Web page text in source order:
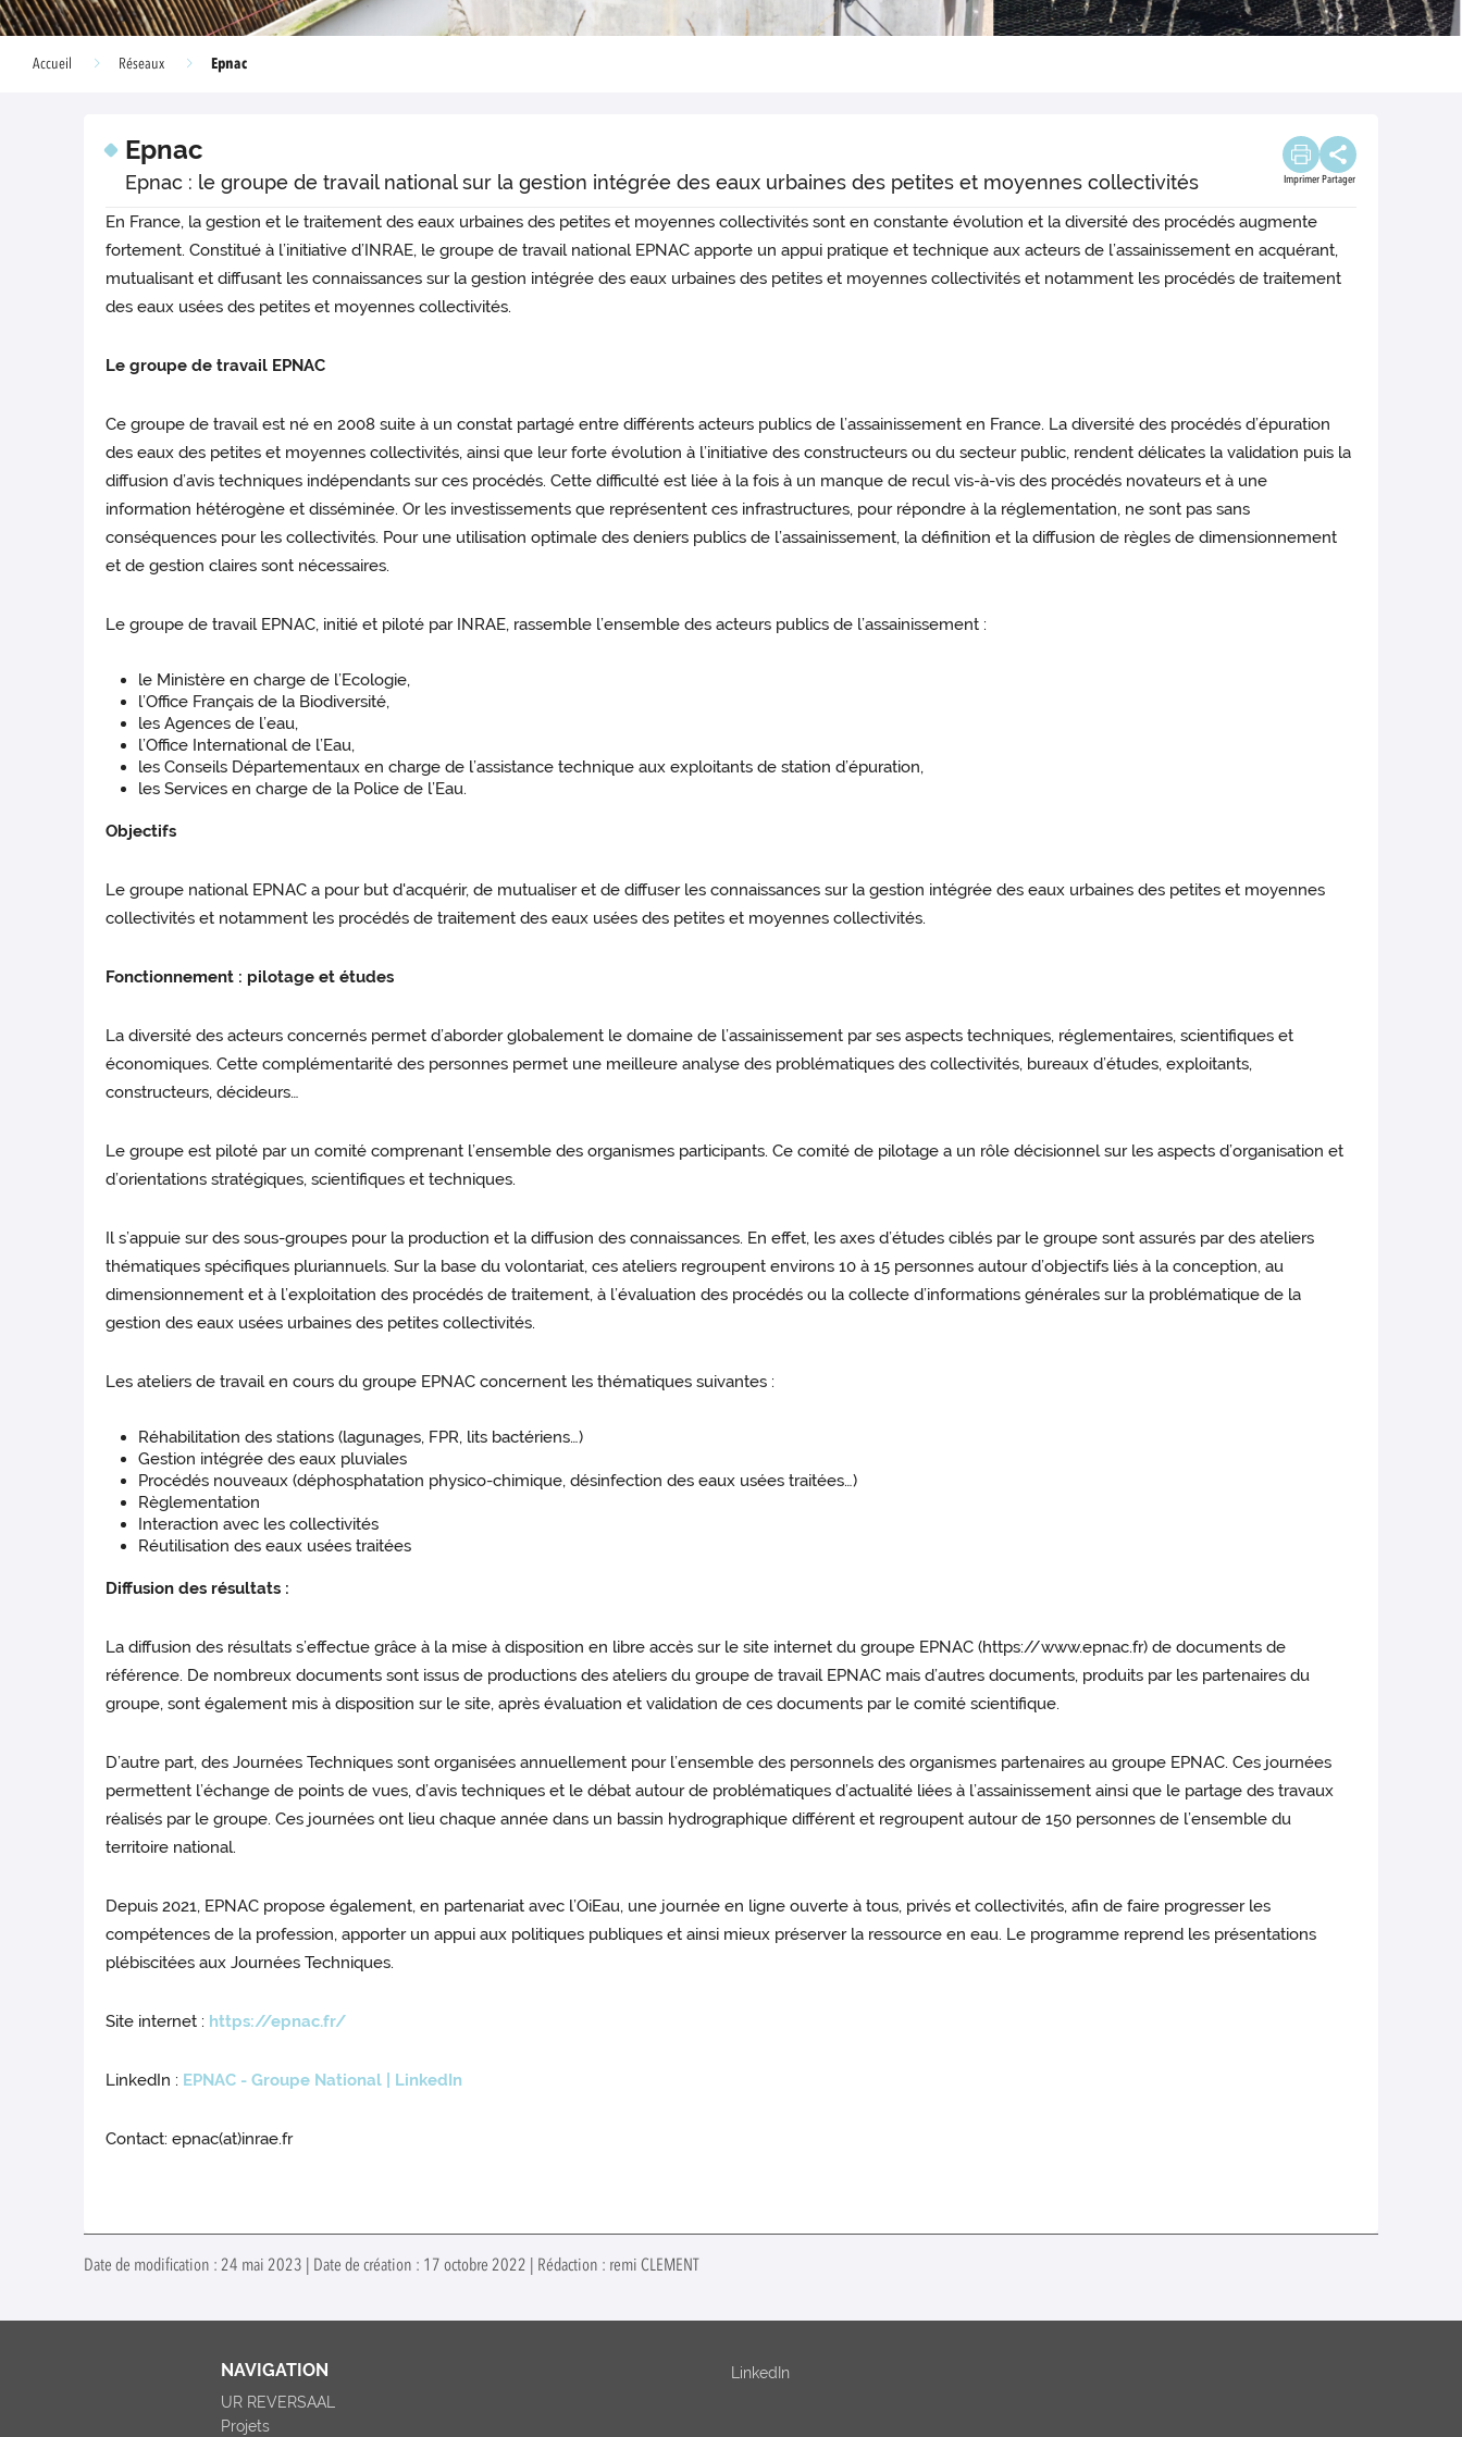
Accueil Réseaux Epnac
Epnac
Epnac : le groupe de travail national sur la gestion intégrée des eaux urbaines des petites et moyennes collectivités Imprimer Partager
En France, la gestion et le traitement des eaux urbaines des petites et moyennes collectivités sont en constante évolution et la diversité des procédés augmente
fortement. Constitué à l’initiative d’INRAE, le groupe de travail national EPNAC apporte un appui pratique et technique aux acteurs de l’assainissement en acquérant,
mutualisant et diffusant les connaissances sur la gestion intégrée des eaux urbaines des petites et moyennes collectivités et notamment les procédés de traitement
des eaux usées des petites et moyennes collectivités.
Le groupe de travail EPNAC
Ce groupe de travail est né en 2008 suite à un constat partagé entre différents acteurs publics de l’assainissement en France. La diversité des procédés d’épuration
des eaux des petites et moyennes collectivités, ainsi que leur forte évolution à l’initiative des constructeurs ou du secteur public, rendent délicates la validation puis la
diffusion d’avis techniques indépendants sur ces procédés. Cette difficulté est liée à la fois à un manque de recul vis-à-vis des procédés novateurs et à une
information hétérogène et disséminée. Or les investissements que représentent ces infrastructures, pour répondre à la réglementation, ne sont pas sans
conséquences pour les collectivités. Pour une utilisation optimale des deniers publics de l’assainissement, la définition et la diffusion de règles de dimensionnement
et de gestion claires sont nécessaires.
Le groupe de travail EPNAC, initié et piloté par INRAE, rassemble l’ensemble des acteurs publics de l’assainissement :
le Ministère en charge de l’Ecologie,
l’Office Français de la Biodiversité,
les Agences de l’eau,
l’Office International de l’Eau,
les Conseils Départementaux en charge de l’assistance technique aux exploitants de station d’épuration,
les Services en charge de la Police de l’Eau.
Objectifs
Le groupe national EPNAC a pour but d'acquérir, de mutualiser et de diffuser les connaissances sur la gestion intégrée des eaux urbaines des petites et moyennes
collectivités et notamment les procédés de traitement des eaux usées des petites et moyennes collectivités.
Fonctionnement : pilotage et études
La diversité des acteurs concernés permet d’aborder globalement le domaine de l’assainissement par ses aspects techniques, réglementaires, scientifiques et
économiques. Cette complémentarité des personnes permet une meilleure analyse des problématiques des collectivités, bureaux d’études, exploitants,
constructeurs, décideurs…
Le groupe est piloté par un comité comprenant l’ensemble des organismes participants. Ce comité de pilotage a un rôle décisionnel sur les aspects d’organisation et
d’orientations stratégiques, scientifiques et techniques.
Il s’appuie sur des sous-groupes pour la production et la diffusion des connaissances. En effet, les axes d’études ciblés par le groupe sont assurés par des ateliers
thématiques spécifiques pluriannuels. Sur la base du volontariat, ces ateliers regroupent environs 10 à 15 personnes autour d’objectifs liés à la conception, au
dimensionnement et à l’exploitation des procédés de traitement, à l’évaluation des procédés ou la collecte d’informations générales sur la problématique de la
gestion des eaux usées urbaines des petites collectivités.
Les ateliers de travail en cours du groupe EPNAC concernent les thématiques suivantes :
Réhabilitation des stations (lagunages, FPR, lits bactériens…)
Gestion intégrée des eaux pluviales
Procédés nouveaux (déphosphatation physico-chimique, désinfection des eaux usées traitées…)
Règlementation
Interaction avec les collectivités
Réutilisation des eaux usées traitées
Diffusion des résultats :
La diffusion des résultats s’effectue grâce à la mise à disposition en libre accès sur le site internet du groupe EPNAC (https://www.epnac.fr) de documents de
référence. De nombreux documents sont issus de productions des ateliers du groupe de travail EPNAC mais d’autres documents, produits par les partenaires du
groupe, sont également mis à disposition sur le site, après évaluation et validation de ces documents par le comité scientifique.
D’autre part, des Journées Techniques sont organisées annuellement pour l’ensemble des personnels des organismes partenaires au groupe EPNAC. Ces journées
permettent l’échange de points de vues, d’avis techniques et le débat autour de problématiques d’actualité liées à l’assainissement ainsi que le partage des travaux
réalisés par le groupe. Ces journées ont lieu chaque année dans un bassin hydrographique différent et regroupent autour de 150 personnes de l’ensemble du
territoire national.
Depuis 2021, EPNAC propose également, en partenariat avec l’OiEau, une journée en ligne ouverte à tous, privés et collectivités, afin de faire progresser les
compétences de la profession, apporter un appui aux politiques publiques et ainsi mieux préserver la ressource en eau. Le programme reprend les présentations
plébiscitées aux Journées Techniques.
Site internet : https://epnac.fr/
LinkedIn : EPNAC - Groupe National | LinkedIn
Contact: epnac(at)inrae.fr
Date de modification : 24 mai 2023 | Date de création : 17 octobre 2022 | Rédaction : remi CLEMENT
NAVIGATION
UR REVERSAAL
Projets
LinkedIn